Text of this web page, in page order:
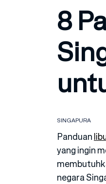
8
SINGAPURA
Panduan
yang ingin
negara